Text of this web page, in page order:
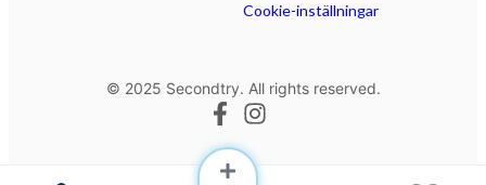
Cookie-inställningar
© 2025 Secondtry. All rights reserved.